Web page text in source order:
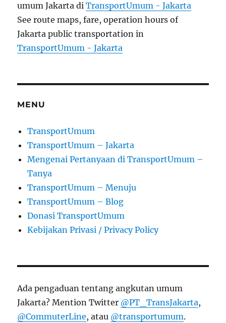
umum Jakarta diTransportUmum - Jakarta
See route maps, fare, operation hours of
Jakarta public transportation in
TransportUmum - Jakarta
MENU
TransportUmum
TransportUmum – Jakarta
Mengenai Pertanyaan di TransportUmum –
Tanya
TransportUmum – Menuju
TransportUmum – Blog
Donasi TransportUmum
Kebijakan Privasi / Privacy Policy
Ada pengaduan tentang angkutan umum
Jakarta? Mention Twitter @PT_TransJakarta,
@CommuterLine, atau @transportumum.